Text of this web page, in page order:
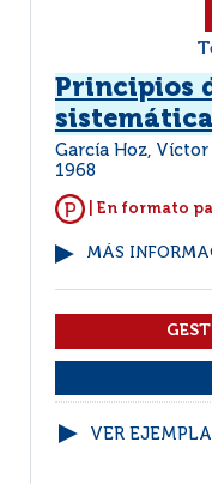
Principios
sistemática
García Hoz, Víctor
1968
| En formato
MÁS
VER